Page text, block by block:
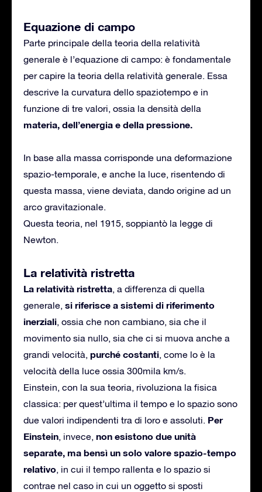
Equazione di campo
Parte principale della teoria della relatività
generale è l’equazione di campo: è fondamentale
per capire la teoria della relatività generale. Essa
descrive la curvatura dello spaziotempo e in
funzione di tre valori, ossia la densità della
materia, dell’energia e della pressione.
In base alla massa corrisponde una deformazione
spazio-temporale, e anche la luce, risentendo di
questa massa, viene deviata, dando origine ad un
arco gravitazionale.
Questa teoria, nel 1915, soppiantò la legge di
Newton.
La relatività ristretta
La relatività ristretta, a differenza di quella
generale, si riferisce a sistemi di riferimento
inerziali, ossia che non cambiano, sia che il
movimento sia nullo, sia che ci si muova anche a
grandi velocità, purché costanti, come lo è la
velocità della luce ossia 300mila km/s.
Einstein, con la sua teoria, rivoluziona la fisica
classica: per quest’ultima il tempo e lo spazio sono
due valori indipendenti tra di loro e assoluti. Per
Einstein, invece, non esistono due unità
separate, ma bensì un solo valore spazio-tempo
relativo, in cui il tempo rallenta e lo spazio si
contrae nel caso in cui un oggetto si sposti